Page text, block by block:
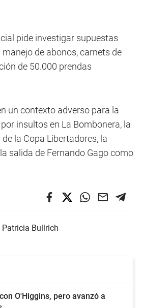
pide investigar supuestas
de abonos, carnets de
de 50.000 prendas
un contexto adverso para la
insultos en La Bombonera, la
la Copa Libertadores, la
salida de Fernando Gago como
Patricia Bullrich
O'Higgins, pero avanzó a